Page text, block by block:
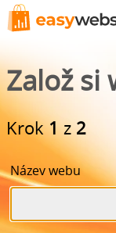
Založ si
Krok1z2
Název webu